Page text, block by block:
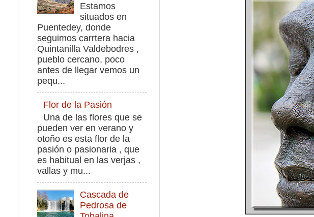
Estamos
situados en
Puentedey, donde
seguimos carrtera hacia
Quintanilla Valdebodres ,
pueblo cercano, poco
antes de llegar vemos un
pequ...
Flor de la Pasión
Una de las flores que se
pueden ver en verano y
otoño es esta flor de la
pasión o pasionaria , que
es habitual en las verjas ,
vallas y mu...
Cascada de
Pedrosa de